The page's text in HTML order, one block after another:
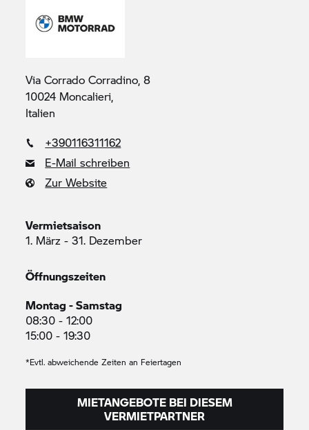
Via Corrado Corradino, 8
10024 Moncalieri,
Italien
+390116311162
E-Mail schreiben
Zur Website
Vermietsaison
1. März - 31. Dezember
Öffnungszeiten
Montag - Samstag
08:30 - 12:00
15:00 - 19:30
*Evtl. abweichende Zeiten an Feiertagen
MIETANGEBOTE BEI DIESEM
VERMIETPARTNER